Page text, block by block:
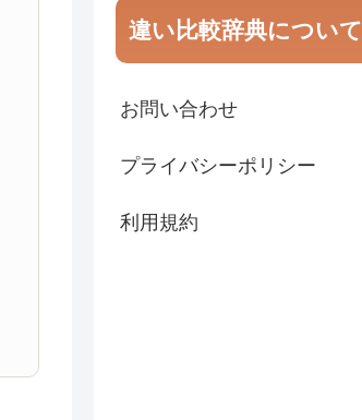
違い比較辞典について
お問い合わせ
プライバシーポリシー
利用規約